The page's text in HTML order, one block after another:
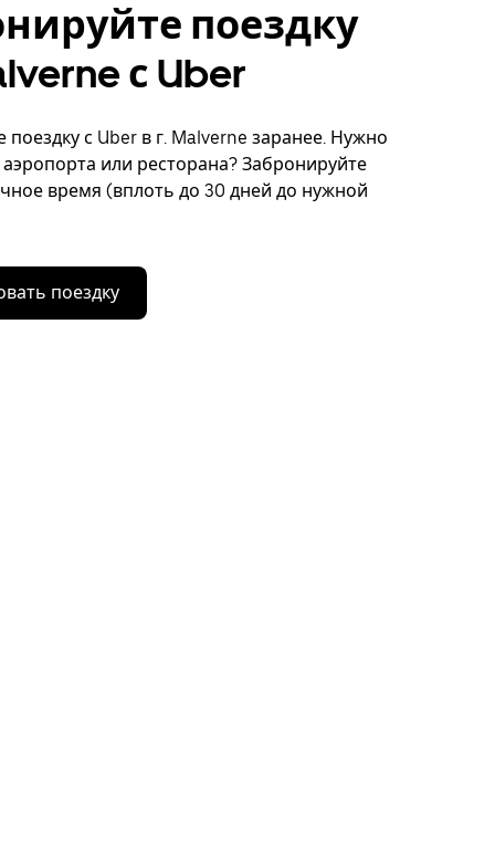
поездку
с Uber
поездку с Uber в г. Malverne заранее. Нужно
или ресторана? Забронируйте
время (вплоть до 30 дней до нужной
поездку